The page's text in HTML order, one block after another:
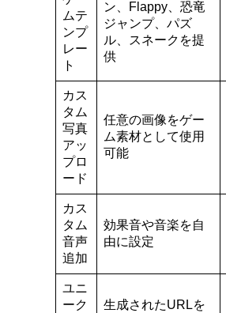
ムテ
ンプ
レー
ト
ン、Flappy、恐竜
ジャンプ、パズ
ル、スネークを提
供
カス
タム
写真
アッ
プロ
ード
任意の画像をゲー
ム素材として使用
可能
カス
タム
音声
追加
効果音や音楽を自
由に設定
ユニ
ーク
生成されたURLを